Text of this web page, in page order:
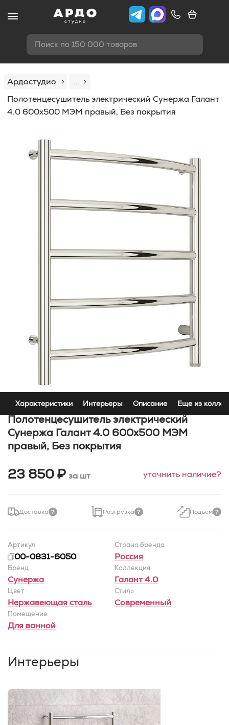
Поиск по 150 000 товаров
Ардостудио
...
Полотенцесушитель электрический Сунержа Галант
4.0 600х500 МЭМ правый, Без покрытия
Характеристики Интерьеры Описание Еще из
Полотенцесушитель электрический
Сунержа Галант 4.0 600х500 МЭМ
правый, Без покрытия
23 850 ₽ за шт уточнить наличие?
Доставка Разгрузка Подъем
Артикул
00-0831-6050
Страна бренда
Россия
Бренд
Сунержа
Коллекция
Галант 4.0
Цвет
Нержавеющая сталь
Стиль
Современный
Помещение
Для ванной
Интерьеры